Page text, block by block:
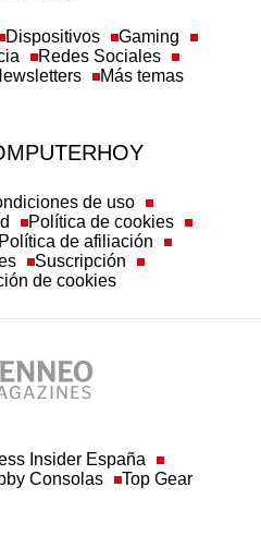
Dispositivos
Gaming
Redes Sociales
Más temas
de uso
Política de cookies
de afiliación
Suscripción
de cookies
Insider España
Consolas Top Gear